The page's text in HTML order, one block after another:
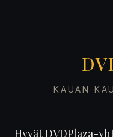
KAUAN
Hyvät DVDPlaza-